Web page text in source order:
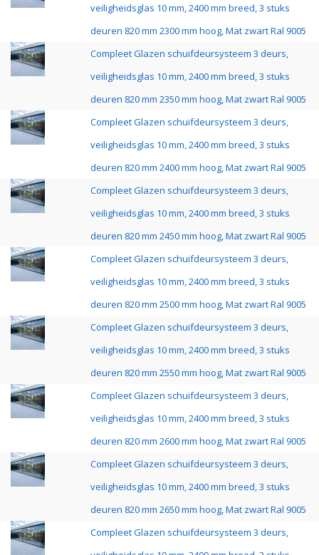
veiligheidsglas 10 mm, 2400 mm breed, 3 stuks
deuren 820 mm 2300 mm hoog, Mat zwart Ral 9005
Compleet Glazen schuifdeursysteem 3 deurs,
veiligheidsglas 10 mm, 2400 mm breed, 3 stuks
deuren 820 mm 2350 mm hoog, Mat zwart Ral 9005
Compleet Glazen schuifdeursysteem 3 deurs,
veiligheidsglas 10 mm, 2400 mm breed, 3 stuks
deuren 820 mm 2400 mm hoog, Mat zwart Ral 9005
Compleet Glazen schuifdeursysteem 3 deurs,
veiligheidsglas 10 mm, 2400 mm breed, 3 stuks
deuren 820 mm 2450 mm hoog, Mat zwart Ral 9005
Compleet Glazen schuifdeursysteem 3 deurs,
veiligheidsglas 10 mm, 2400 mm breed, 3 stuks
deuren 820 mm 2500 mm hoog, Mat zwart Ral 9005
Compleet Glazen schuifdeursysteem 3 deurs,
veiligheidsglas 10 mm, 2400 mm breed, 3 stuks
deuren 820 mm 2550 mm hoog, Mat zwart Ral 9005
Compleet Glazen schuifdeursysteem 3 deurs,
veiligheidsglas 10 mm, 2400 mm breed, 3 stuks
deuren 820 mm 2600 mm hoog, Mat zwart Ral 9005
Compleet Glazen schuifdeursysteem 3 deurs,
veiligheidsglas 10 mm, 2400 mm breed, 3 stuks
deuren 820 mm 2650 mm hoog, Mat zwart Ral 9005
Compleet Glazen schuifdeursysteem 3 deurs,